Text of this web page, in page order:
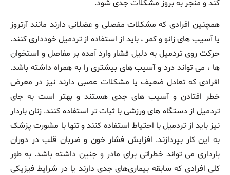
کند و منجر به بروز مشکلات جدی شود.
همچنین افرادی که مشکلات مفصلی و عضلانی دارند مانند آرتروز
یا آسیب‌ های زانو و کمر ، باید از استفاده از تردمیل خودداری کنند.
حرکت روی تردمیل به دلیل فشار وارد آمده بر مفاصل و استخوان‌
ها ، می‌ تواند درد و آسیب‌ های بیشتری را به همراه داشته باشد.
افرادی که تعادل ضعیف یا مشکلات عصبی دارند نیز در معرض
خطر افتادن و آسیب‌ های جدی هستند و بهتر است به جای
تردمیل از دستگاه‌ های ورزشی با ثبات‌ تر استفاده کنند. زنان باردار
نیز باید از تردمیل با احتیاط استفاده کنند و تنها با مشورت پزشک
به این کار بپردازند. افزایش فشار خون و ضربان قلب در دوران
بارداری می‌ تواند خطراتی برای مادر و جنین داشته باشد. به طور
کلی افرادی که سابقه بیماری‌های جدی دارند یا در شرایط فیزیکی